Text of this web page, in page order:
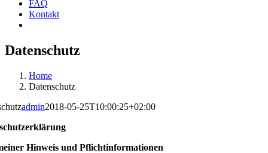
FAQ
Kontakt
Datenschutz
Home
Datenschutz
admin2018-05-25T10:00:25+02:00
Hinweis und Pflichtinformationen